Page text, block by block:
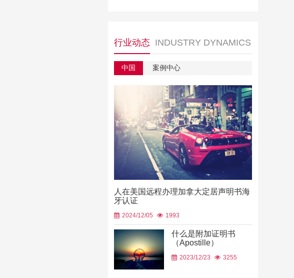
行业动态 INDUSTRY DYNAMICS
中国 案例中心
人在美国远程办理加拿大定居声明书海
牙认证
2024/12/05 1993
什么是附加证明书
（Apostille）
2023/12/23 3255